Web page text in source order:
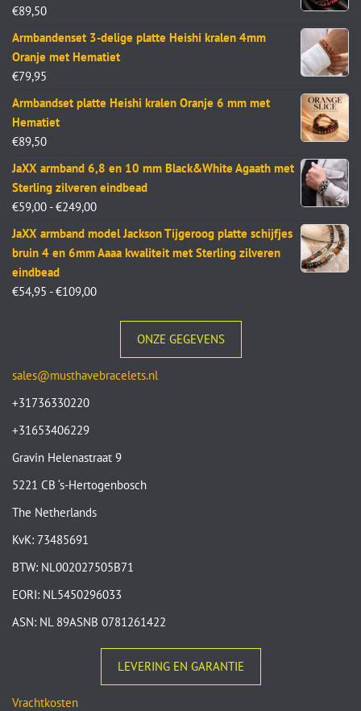
€89,50
Armbandenset 3-delige platte Heishi kralen 4mm
Oranje met Hematiet
€79,95
Armbandset platte Heishi kralen Oranje 6 mm met
Hematiet
€89,50
JaXX armband 6,8 en 10 mm Black&White Agaath met
Sterling zilveren eindbead
€59,00 - €249,00
JaXX armband model Jackson Tijgeroog platte schijfjes
bruin 4 en 6mm Aaaa kwaliteit met Sterling zilveren
eindbead
€54,95 - €109,00
ONZE GEGEVENS
sales@musthavebracelets.nl
+31736330220
+31653406229
Gravin Helenastraat 9
5221 CB ‘s-Hertogenbosch
The Netherlands
KvK: 73485691
BTW: NL002027505B71
EORI: NL5450296033
ASN: NL 89ASNB 0781261422
LEVERING EN GARANTIE
Vrachtkosten